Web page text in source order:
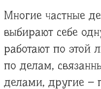
Многие частные
выбирают себе
работают по этой
по делам,
делами, другие –